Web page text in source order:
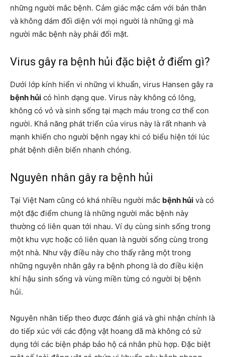
những người mắc bệnh. Cảm giác mặc cảm với bản thân
và không dám đối diện với mọi người là những gì mà
người mắc bệnh này phải đối mặt.
Virus gây ra bệnh hủi đặc biệt ở điểm gì?
Dưới lớp kính hiển vi những vi khuẩn, virus Hansen gây ra
bệnh hủi có hình dạng que. Virus này không có lông,
không có vỏ và sinh sống tại mạch máu trong cơ thể con
người. Khả năng phát triển của virus này là rất nhanh và
mạnh khiến cho người bệnh ngay khi có biểu hiện tới lúc
phát bệnh diễn biến nhanh chóng.
Nguyên nhân gây ra bệnh hủi
Tại Việt Nam cũng có khá nhiều người mắc bệnh hủi và có
một đặc điểm chung là những người mắc bệnh này
thường có liên quan tới nhau. Ví dụ cùng sinh sống trong
một khu vực hoặc có liên quan là người sống cùng trong
một nhà. Như vậy điều này cho thấy rằng một trong
những nguyên nhân gây ra bệnh phong là do điều kiện
khí hậu sinh sống và vùng miền từng có người bị bệnh
hủi.
Nguyên nhân tiếp theo được đánh giá và ghi nhận chính là
do tiếp xúc với các động vật hoang dã mà không có sử
dụng tới các biện pháp bảo hộ cá nhân phù hợp. Đặc biệt